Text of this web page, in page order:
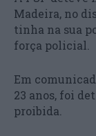
Madeira, no
tinha na sua
força policial.
Em
23 anos, foi
proibida.